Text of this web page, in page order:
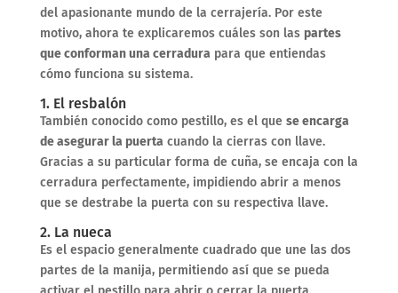
del apasionante mundo de la cerrajería. Por este
motivo, ahora te explicaremos cuáles son las partes
que conforman una cerradura para que entiendas
cómo funciona su sistema.
1. El resbalón
También conocido como pestillo, es el que se encarga
de asegurar la puerta cuando la cierras con llave.
Gracias a su particular forma de cuña, se encaja con la
cerradura perfectamente, impidiendo abrir a menos
que se destrabe la puerta con su respectiva llave.
2. La nueca
Es el espacio generalmente cuadrado que une las dos
partes de la manija, permitiendo así que se pueda